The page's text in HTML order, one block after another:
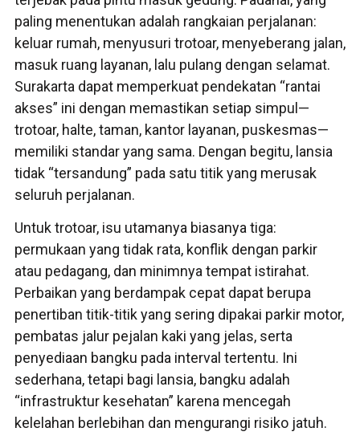
paling menentukan adalah rangkaian perjalanan:
keluar rumah, menyusuri trotoar, menyeberang jalan,
masuk ruang layanan, lalu pulang dengan selamat.
Surakarta dapat memperkuat pendekatan “rantai
akses” ini dengan memastikan setiap simpul—
trotoar, halte, taman, kantor layanan, puskesmas—
memiliki standar yang sama. Dengan begitu, lansia
tidak “tersandung” pada satu titik yang merusak
seluruh perjalanan.
Untuk trotoar, isu utamanya biasanya tiga:
permukaan yang tidak rata, konflik dengan parkir
atau pedagang, dan minimnya tempat istirahat.
Perbaikan yang berdampak cepat dapat berupa
penertiban titik-titik yang sering dipakai parkir motor,
pembatas jalur pejalan kaki yang jelas, serta
penyediaan bangku pada interval tertentu. Ini
sederhana, tetapi bagi lansia, bangku adalah
“infrastruktur kesehatan” karena mencegah
kelelahan berlebihan dan mengurangi risiko jatuh.